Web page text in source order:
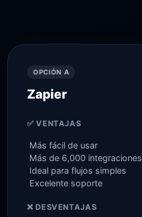
OPCIÓN A
Zapier
✅ VENTAJAS
Más fácil de usar
Más de 6,000 integraciones
Ideal para flujos simples
Excelente soporte
❌ DESVENTAJAS